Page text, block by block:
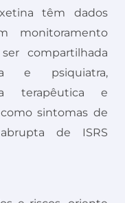
têm dados
monitoramento
compartilhada
e psiquiatra,
terapêutica e
sintomas de
de ISRS